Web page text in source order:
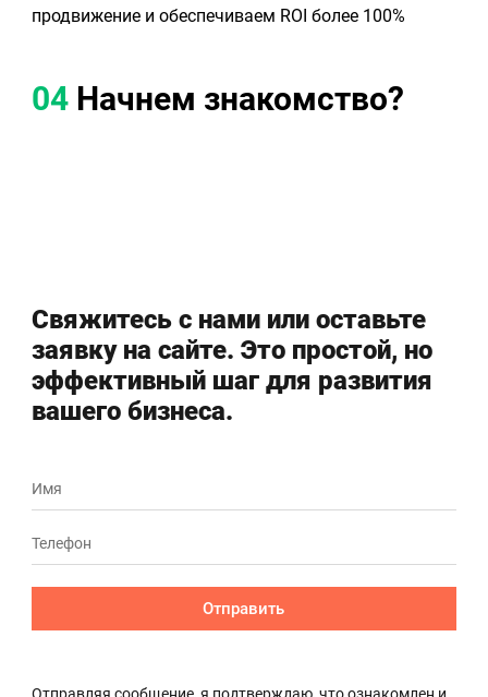
продвижение и обеспечиваем ROI более 100%
04 Начнем знакомство?
Свяжитесь с нами или оставьте
заявку на сайте. Это простой, но
эффективный шаг для развития
вашего бизнеса.
Отправить